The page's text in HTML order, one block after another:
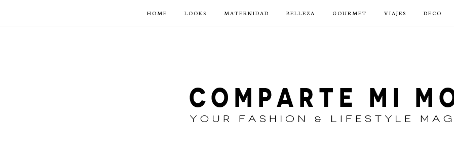
HOME LOOKS MATERNIDAD BELLEZA GOURMET VIAJES DECO